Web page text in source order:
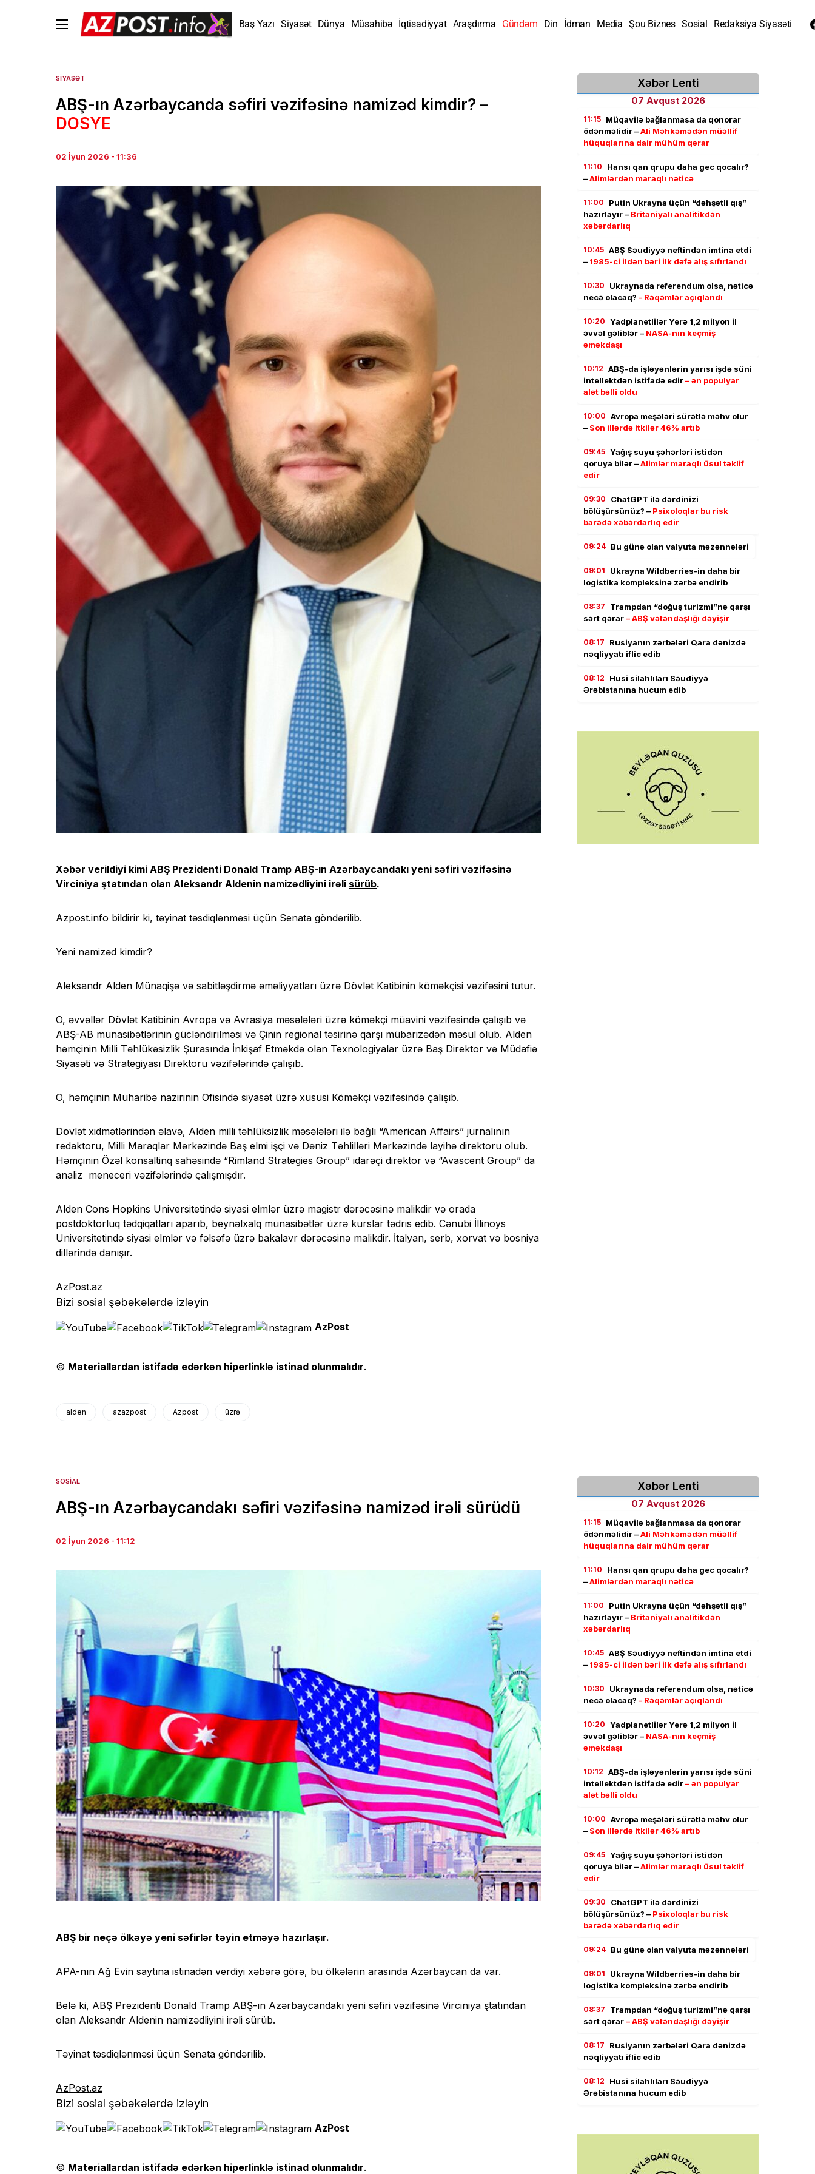
Baş Yazı Siyasət Dünya Müsahibə İqtisadiyyat Araşdırma Gündəm Din İdman Media Şou Biznes Sosial Redaksiya Siyasəti
SIYASƏT
ABŞ-ın Azərbaycanda səfiri vəzifəsinə namizəd kimdir? –
DOSYE
02 İyun 2026 - 11:36
Xəbər verildiyi kimi ABŞ Prezidenti Donald Tramp ABŞ-ın Azərbaycandakı yeni səfiri vəzifəsinə
Virciniya ştatından olan Aleksandr Aldenin namizədliyini irəli sürüb.
Azpost.info bildirir ki, təyinat təsdiqlənməsi üçün Senata göndərilib.
Yeni namizəd kimdir?
Aleksandr Alden Münaqişə və sabitləşdirmə əməliyyatları üzrə Dövlət Katibinin köməkçisi vəzifəsini tutur.
O, əvvəllər Dövlət Katibinin Avropa və Avrasiya məsələləri üzrə köməkçi müavini vəzifəsində çalışıb və
ABŞ-AB münasibətlərinin gücləndirilməsi və Çinin regional təsirinə qarşı mübarizədən məsul olub. Alden
həmçinin Milli Təhlükəsizlik Şurasında İnkişaf Etməkdə olan Texnologiyalar üzrə Baş Direktor və Müdafiə
Siyasəti və Strategiyası Direktoru vəzifələrində çalışıb.
O, həmçinin Müharibə nazirinin Ofisində siyasət üzrə xüsusi Köməkçi vəzifəsində çalışıb.
Dövlət xidmətlərindən əlavə, Alden milli təhlüksizlik məsələləri ilə bağlı “American Affairs” jurnalının
redaktoru, Milli Maraqlar Mərkəzində Baş elmi işçi və Dəniz Təhlilləri Mərkəzində layihə direktoru olub.
Həmçinin Özəl konsaltinq sahəsində “Rimland Strategies Group” idarəçi direktor və “Avascent Group” da
analiz meneceri vəzifələrində çalışmışdır.
Alden Cons Hopkins Universitetində siyasi elmlər üzrə magistr dərəcəsinə malikdir və orada
postdoktorluq tədqiqatları aparıb, beynəlxalq münasibətlər üzrə kurslar tədris edib. Cənubi İllinoys
Universitetində siyasi elmlər və fəlsəfə üzrə bakalavr dərəcəsinə malikdir. İtalyan, serb, xorvat və bosniya
dillərində danışır.
AzPost.az
Bizi sosial şəbəkələrdə izləyin
AzPost
© Materiallardan istifadə edərkən hiperlinklə istinad olunmalıdır.
alden azazpost Azpost üzrə
Xəbər Lenti
07 Avqust 2026
11:15 Müqavilə bağlanmasa da qonorar
ödənməlidir –Ali Məhkəmədən müəllif
hüquqlarına dair mühüm qərar
11:10
Hansı qan qrupu daha gec qocalır?
–Alimlərdən maraqlı nəticə
11:00
Putin Ukrayna üçün “dəhşətli qış”
hazırlayır – Britaniyalı analitikdən
xəbərdarlıq
10:45 ABŞ Səudiyyə neftindən imtina etdi
– 1985-ci ildən bəri ilk dəfə alış sıfırlandı
10:30
Ukraynada referendum olsa, nəticə
necə olacaq? - Rəqəmlər açıqlandı
10:20 Yadplanetlilər Yerə 1,2 milyon il
əvvəl gəliblər – NASA-nın keçmiş
əməkdaşı
10:12 ABŞ-da işləyənlərin yarısı işdə süni
intellektdən istifadə edir– ən populyar
alət bəlli oldu
10:00 Avropa meşələri sürətlə məhv olur
– Son illərdə itkilər 46% artıb
09:45 Yağış suyu şəhərləri istidən
qoruya bilər –Alimlər maraqlı üsul təklif
edir
09:30
ChatGPT ilə dərdinizi
bölüşürsünüz? – Psixoloqlar bu risk
barədə xəbərdarlıq edir
09:24 Bu günə olan valyuta məzənnələri
09:01
Ukrayna Wildberries-in daha bir
logistika kompleksinə zərbə endirib
08:37
Trampdan “doğuş turizmi”nə qarşı
sərt qərar– ABŞ vətəndaşlığı dəyişir
08:17
Rusiyanın zərbələri Qara dənizdə
nəqliyyatı iflic edib
08:12
Husi silahlıları Səudiyyə
Ərəbistanına hucum edib
SOSIAL
ABŞ-ın Azərbaycandakı səfiri vəzifəsinə namizəd irəli sürüdü
02 İyun 2026 - 11:12
ABŞ bir neçə ölkəyə yeni səfirlər təyin etməyə hazırlaşır.
APA-nın Ağ Evin saytına istinadən verdiyi xəbərə görə, bu ölkələrin arasında Azərbaycan da var.
Belə ki, ABŞ Prezidenti Donald Tramp ABŞ-ın Azərbaycandakı yeni səfiri vəzifəsinə Virciniya ştatından
olan Aleksandr Aldenin namizədliyini irəli sürüb.
Təyinat təsdiqlənməsi üçün Senata göndərilib.
AzPost.az
Bizi sosial şəbəkələrdə izləyin
AzPost
© Materiallardan istifadə edərkən hiperlinklə istinad olunmalıdır.
Xəbər Lenti
07 Avqust 2026
11:15 Müqavilə bağlanmasa da qonorar
ödənməlidir –Ali Məhkəmədən müəllif
hüquqlarına dair mühüm qərar
11:10
Hansı qan qrupu daha gec qocalır?
–Alimlərdən maraqlı nəticə
11:00
Putin Ukrayna üçün “dəhşətli qış”
hazırlayır – Britaniyalı analitikdən
xəbərdarlıq
10:45 ABŞ Səudiyyə neftindən imtina etdi
– 1985-ci ildən bəri ilk dəfə alış sıfırlandı
10:30
Ukraynada referendum olsa, nəticə
necə olacaq? - Rəqəmlər açıqlandı
10:20 Yadplanetlilər Yerə 1,2 milyon il
əvvəl gəliblər – NASA-nın keçmiş
əməkdaşı
10:12 ABŞ-da işləyənlərin yarısı işdə süni
intellektdən istifadə edir– ən populyar
alət bəlli oldu
10:00 Avropa meşələri sürətlə məhv olur
– Son illərdə itkilər 46% artıb
09:45 Yağış suyu şəhərləri istidən
qoruya bilər –Alimlər maraqlı üsul təklif
edir
09:30
ChatGPT ilə dərdinizi
bölüşürsünüz? – Psixoloqlar bu risk
barədə xəbərdarlıq edir
09:24 Bu günə olan valyuta məzənnələri
09:01
Ukrayna Wildberries-in daha bir
logistika kompleksinə zərbə endirib
08:37
Trampdan “doğuş turizmi”nə qarşı
sərt qərar– ABŞ vətəndaşlığı dəyişir
08:17
Rusiyanın zərbələri Qara dənizdə
nəqliyyatı iflic edib
08:12
Husi silahlıları Səudiyyə
Ərəbistanına hucum edib